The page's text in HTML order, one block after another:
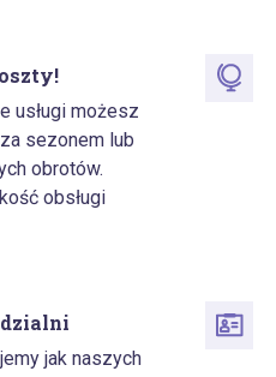
usługi możesz
sezonem lub
obrotów.
obsługi
jak naszych